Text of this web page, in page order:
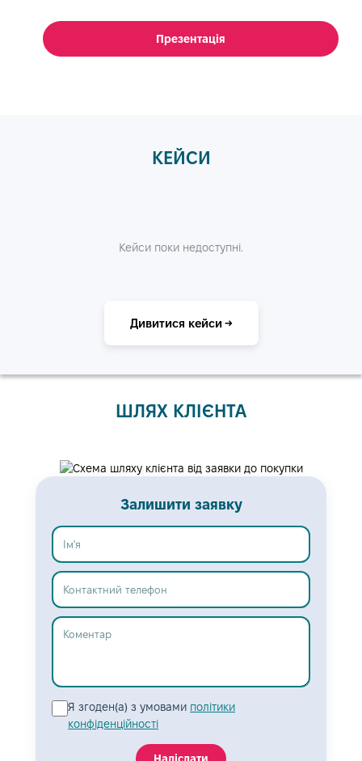
Презентація
КЕЙСИ
Кейси поки недоступні.
Дивитися кейси →
ШЛЯХ КЛІЄНТА
Залишити заявку
Ім’я
Контактний телефон
Коментар
Я згоден(а) з умовами політики
конфіденційності